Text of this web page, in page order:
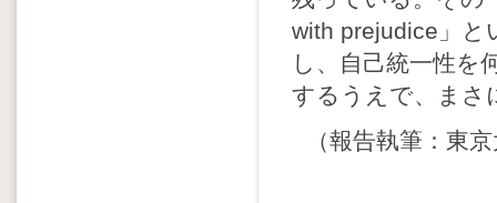
with prejudice」と
し、自己統一性を
するうえで、まさ
（報告執筆：東